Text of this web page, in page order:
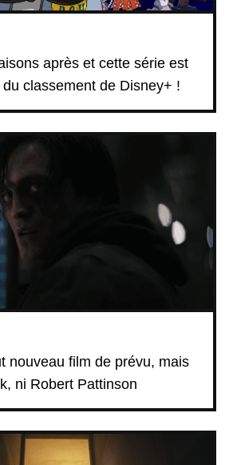
après et cette série est
classement de Disney+ !
nouveau film de prévu, mais
ni Robert Pattinson